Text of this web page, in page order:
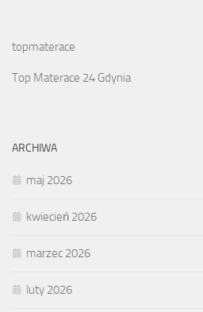
topmaterace
Top Materace 24 Gdynia
ARCHIWA
maj 2026
kwiecień 2026
marzec 2026
luty 2026